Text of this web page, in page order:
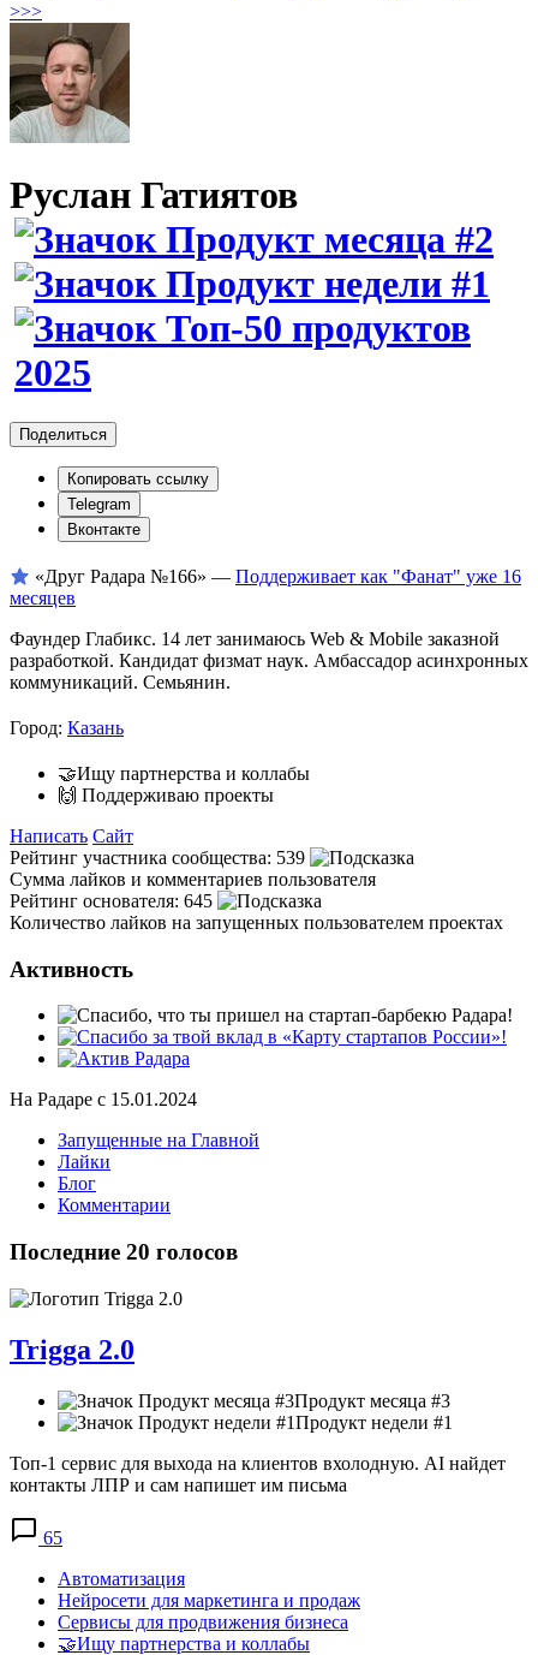
>>>
Руслан Гатиятов
Поделиться
Копировать ссылку
Telegram
Вконтакте
«Друг Радара №166» — Поддерживает как "Фанат" уже 16
месяцев
Фаундер Глабикс. 14 лет занимаюсь Web & Mobile заказной
разработкой. Кандидат физмат наук. Амбассадор асинхронных
коммуникаций. Семьянин.
Город: Казань
🤝Ищу партнерства и коллабы
🙌 Поддерживаю проекты
Написать Сайт
Рейтинг участника сообщества: 539
Сумма лайков и комментариев пользователя
Рейтинг основателя: 645
Количество лайков на запущенных пользователем проектах
Активность
На Радаре с 15.01.2024
Запущенные на Главной
Лайки
Блог
Комментарии
Последние 20 голосов
Trigga 2.0
Продукт месяца #3
Продукт недели #1
Топ-1 сервис для выхода на клиентов вхолодную. AI найдет
контакты ЛПР и сам напишет им письма
65
Автоматизация
Нейросети для маркетинга и продаж
Сервисы для продвижения бизнеса
🤝Ищу партнерства и коллабы